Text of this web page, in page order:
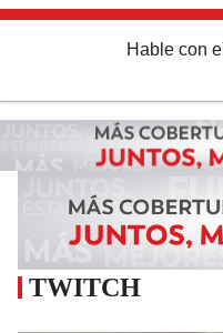
Hable con el
TWITCH